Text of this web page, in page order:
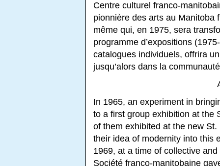
Centre culturel franco-
pionnière des arts au Manitoba
même qui, en 1975, sera
programme d’expositions
catalogues individuels, offrira
jusqu’alors dans la
In 1965, an experiment in
to a first group exhibition at the
of them exhibited at the new
their idea of modernity into this
1969, at a time of collective
Société franco-manitobaine